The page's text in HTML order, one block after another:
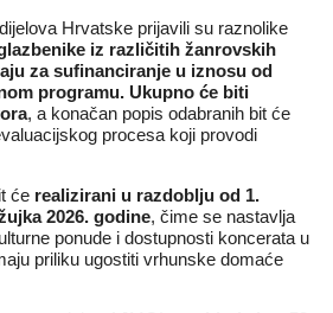
Hrvatske prijavili su raznolike
iz različitih žanrovskih
za sufinanciranje u iznosu od
programu. Ukupno će biti
, a konačan popis odabranih bit će
procesa koji provodi
će realizirani u razdoblju od 1.
2026. godine, čime se nastavlja
ponude i dostupnosti koncerata u
priliku ugostiti vrhunske domaće